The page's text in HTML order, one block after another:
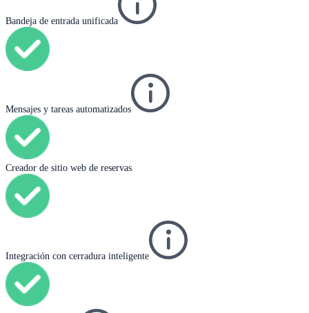
Bandeja de entrada unificada
Mensajes y tareas automatizados
Creador de sitio web de reservas
Integración con cerradura inteligente